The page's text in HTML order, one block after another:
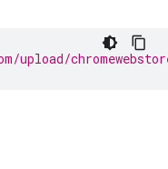
upload/